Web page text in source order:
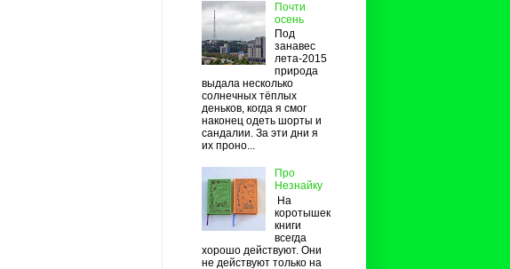
Почти
осень
Под
занавес
лета-2015
природа
выдала несколько
солнечных тёплых
деньков, когда я смог
наконец одеть шорты и
сандалии. За эти дни я
их проно...
Про
Незнайку
На
коротышек
книги
всегда
хорошо действуют. Они
не действуют только на